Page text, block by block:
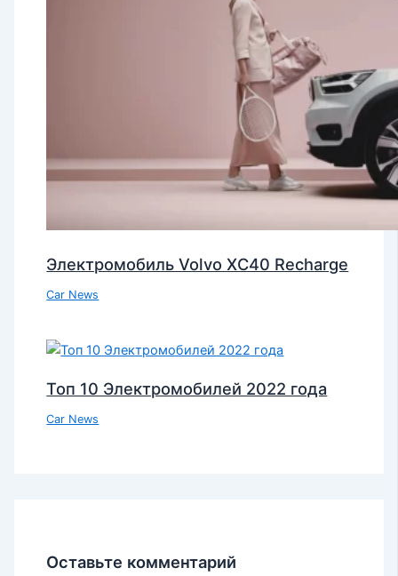
Электромобиль Volvo XC40 Recharge
Car News
Топ 10 Электромобилей 2022 года
Car News
Оставьте комментарий